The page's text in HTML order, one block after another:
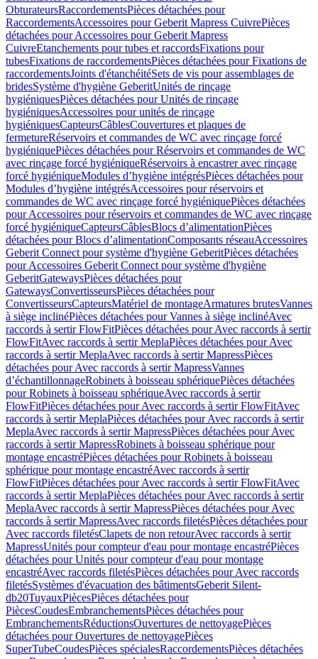
ObturateursRaccordementsPièces détachées pour
RaccordementsAccessoires pour Geberit Mapress CuivrePièces
détachées pour Accessoires pour Geberit Mapress
CuivreEtanchements pour tubes et raccordsFixations pour
tubesFixations de raccordementsPièces détachées pour Fixations de
raccordementsJoints d'étanchéitéSets de vis pour assemblages de
bridesSystème d'hygiène GeberitUnités de rinçage
hygiéniquesPièces détachées pour Unités de rinçage
hygiéniquesAccessoires pour unités de rinçage
hygiéniquesCapteursCâblesCouvertures et plaques de
fermetureRéservoirs et commandes de WC avec rinçage forcé
hygiéniquePièces détachées pour Réservoirs et commandes de WC
avec rinçage forcé hygiéniqueRéservoirs à encastrer avec rinçage
forcé hygiéniqueModules d’hygiène intégrésPièces détachées pour
Modules d’hygiène intégrésAccessoires pour réservoirs et
commandes de WC avec rinçage forcé hygiéniquePièces détachées
pour Accessoires pour réservoirs et commandes de WC avec rinçage
forcé hygiéniqueCapteursCâblesBlocs d’alimentationPièces
détachées pour Blocs d’alimentationComposants réseauAccessoires
Geberit Connect pour système d'hygiène GeberitPièces détachées
pour Accessoires Geberit Connect pour système d'hygiène
GeberitGatewaysPièces détachées pour
GatewaysConvertisseursPièces détachées pour
ConvertisseursCapteursMatériel de montageArmatures brutesVannes
à siège inclinéPièces détachées pour Vannes à siège inclinéAvec
raccords à sertir FlowFitPièces détachées pour Avec raccords à sertir
FlowFitAvec raccords à sertir MeplaPièces détachées pour Avec
raccords à sertir MeplaAvec raccords à sertir MapressPièces
détachées pour Avec raccords à sertir MapressVannes
d’échantillonnageRobinets à boisseau sphériquePièces détachées
pour Robinets à boisseau sphériqueAvec raccords à sertir
FlowFitPièces détachées pour Avec raccords à sertir FlowFitAvec
raccords à sertir MeplaPièces détachées pour Avec raccords à sertir
MeplaAvec raccords à sertir MapressPièces détachées pour Avec
raccords à sertir MapressRobinets à boisseau sphérique pour
montage encastréPièces détachées pour Robinets à boisseau
sphérique pour montage encastréAvec raccords à sertir
FlowFitPièces détachées pour Avec raccords à sertir FlowFitAvec
raccords à sertir MeplaPièces détachées pour Avec raccords à sertir
MeplaAvec raccords à sertir MapressPièces détachées pour Avec
raccords à sertir MapressAvec raccords filetésPièces détachées pour
Avec raccords filetésClapets de non retourAvec raccords à sertir
MapressUnités pour compteur d'eau pour montage encastréPièces
détachées pour Unités pour compteur d'eau pour montage
encastréAvec raccords filetésPièces détachées pour Avec raccords
filetésSystèmes d'évacuation des bâtimentsGeberit Silent-
db20TuyauxPiècesPièces détachées pour
PiècesCoudesEmbranchementsPièces détachées pour
EmbranchementsRéductionsOuvertures de nettoyagePièces
détachées pour Ouvertures de nettoyagePièces
SuperTubeCoudesPièces spécialesRaccordementsPièces détachées